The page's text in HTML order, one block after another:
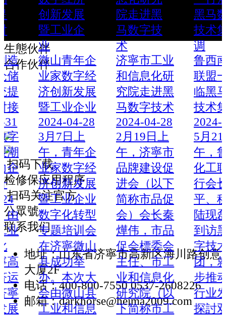
微山青年企
业家数字经
济创新发展
暨工业企业
2024-04-28
3月7日上
午，青年企
业家数字经
济创新发展
暨工业企业
数字化转型
专题培训会
在济寧微山
县成功举
办。本次大
会由微山县
工业和信息
济寧市工业
和信息化研
究院走进黑
马数字技术
2024-04-28
2月19日上
午，济寧市
品牌建设促
进会（以下
简称市品促
会）会长秦
燁伟，市品
促会標委会
主任、市工
业和信息化
研究院（以
下简称市工
鲁西南化工
联盟一行蒞
临黑马数字
技术集团调
2024-05-31
5月21日上
午，鲁西南
化工联盟执
行会长李泽
平、秘书长
陆现磊一行
到访黑马数
字技术集
团，就进一
步推动化工
行业发展来
探討双方未
生態伙伴
合作伙伴
扫码下载
检修保应用程序
扫码关注官方
公眾號
联系我们
地址：山东省济寧市高新区海川路创意
大厦2F
电话：400-800-7550 0537-2608226
邮箱：darkhorse@heima2009.com